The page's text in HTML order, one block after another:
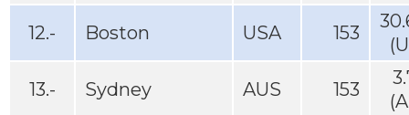
12.- Boston USA 153
13.- Sydney AUS 153